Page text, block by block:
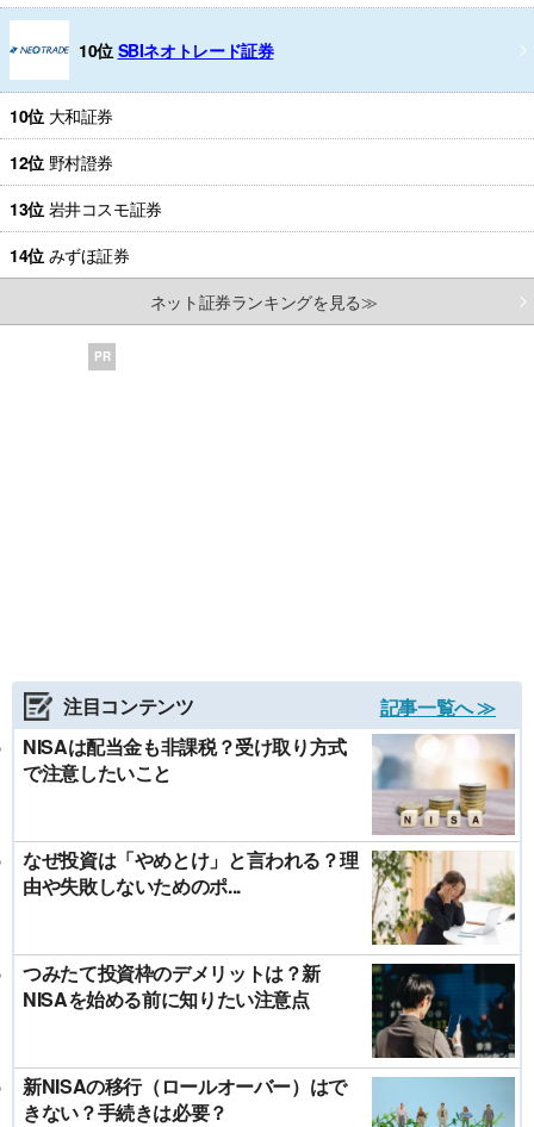
10位 SBIネオトレード証券
10位 大和証券
12位 野村證券
13位 岩井コスモ証券
14位 みずほ証券
ネット証券ランキングを見る≫
PR
注目コンテンツ
記事一覧へ ≫
NISAは配当金も非課税？受け取り方式
で注意したいこと
なぜ投資は「やめとけ」と言われる？理
由や失敗しないためのポ...
つみたて投資枠のデメリットは？新
NISAを始める前に知りたい注意点
新NISAの移行（ロールオーバー）はで
きない？手続きは必要？